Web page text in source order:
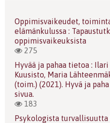
Oppimisvaikeudet,
elämänkulussa :
oppimisvaikeuksista
275
Hyvää ja pahaa tietoa :
Kuusisto, Maria
(toim.) (2021). Hyvä ja
sivua.
183
Psykologista